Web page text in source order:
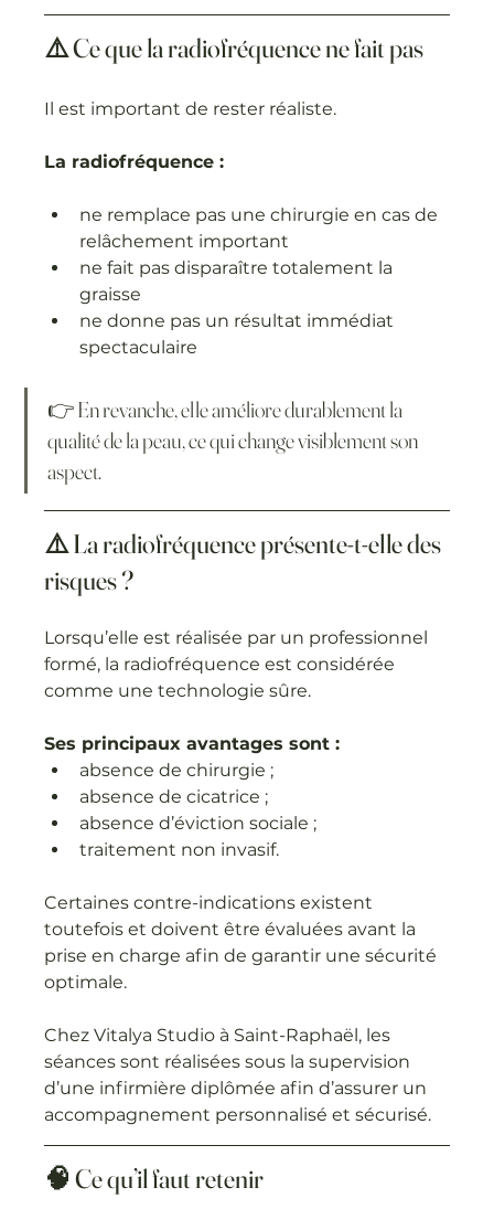
⚠️ Ce que la radiofréquence ne fait pas
Il est important de rester réaliste.
La radiofréquence :
ne remplace pas une chirurgie en cas de
relâchement important
ne fait pas disparaître totalement la
graisse
ne donne pas un résultat immédiat
spectaculaire
👉 En revanche, elle améliore durablement la
qualité de la peau, ce qui change visiblement son
aspect.
⚠️ La radiofréquence présente-t-elle des
risques ?
Lorsqu’elle est réalisée par un professionnel
formé, la radiofréquence est considérée
comme une technologie sûre.
Ses principaux avantages sont :
absence de chirurgie ;
absence de cicatrice ;
absence d’éviction sociale ;
traitement non invasif.
Certaines contre-indications existent
toutefois et doivent être évaluées avant la
prise en charge afin de garantir une sécurité
optimale.
Chez Vitalya Studio à Saint-Raphaël, les
séances sont réalisées sous la supervision
d’une infirmière diplômée afin d’assurer un
accompagnement personnalisé et sécurisé.
🧠 Ce qu’il faut retenir